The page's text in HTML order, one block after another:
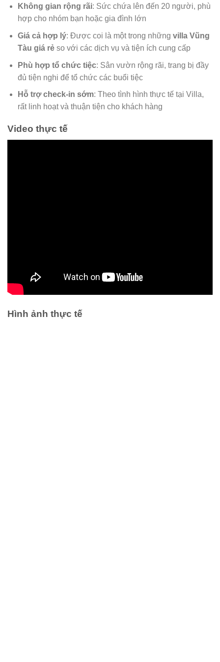
Không gian rộng rãi: Sức chứa lên đến 20 người, phù
hợp cho nhóm bạn hoặc gia đình lớn
Giá cả hợp lý: Được coi là một trong những villa Vũng
Tàu giá rẻso với các dịch vụ và tiện ích cung cấp
Phù hợp tổ chức tiệc: Sân vườn rộng rãi, trang bị đầy
đủ tiện nghi để tổ chức các buổi tiệc
Hỗ trợ check-in sớm: Theo tình hình thực tế tại Villa,
rất linh hoạt và thuận tiện cho khách hàng
Video thực tế
Hình ảnh thực tế